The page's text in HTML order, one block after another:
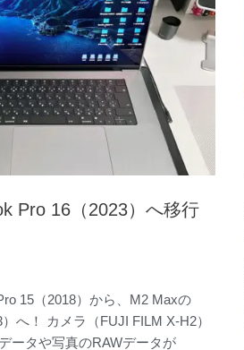
Pro 16（2023）へ移行
15（2018）から、M2 Maxの
へ！ カメラ（FUJI FILM X-H2）
ータや写真のRAWデータが